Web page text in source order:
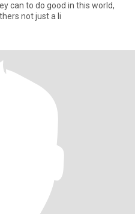
in this world,
not just a li